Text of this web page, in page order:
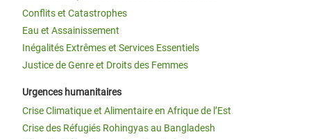
Conflits et Catastrophes
Eau et Assainissement
Inégalités Extrêmes et Services Essentiels
Justice de Genre et Droits des Femmes
Urgences humanitaires
Crise Climatique et Alimentaire en Afrique de l’Est
Crise des Réfugiés Rohingyas au Bangladesh